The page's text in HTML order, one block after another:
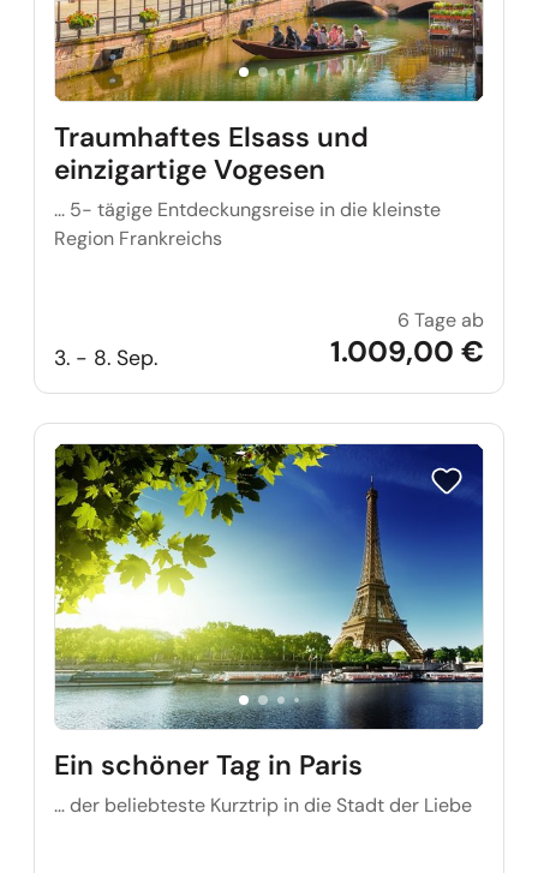
Traumhaftes Elsass und
einzigartige Vogesen
... 5- tägige Entdeckungsreise in die kleinste
Region Frankreichs
3. - 8. Sep.
6 Tage ab
1.009,00 €
Reise auf
Ein schöner Tag in Paris
… der beliebteste Kurztrip in die Stadt der Liebe